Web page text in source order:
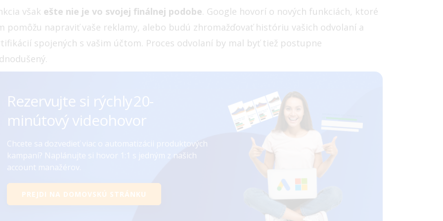
však ešte nie je vo svojej finálnej podobe. Google hovorí o nových funkciách, ktoré
pomôžu napraviť vaše reklamy, alebo budú zhromažďovať históriu vašich odvolaní a
spojených s vašim účtom. Proces odvolaní by mal byť tiež postupne
Rezervujte si rýchly ㅤㅤㅤㅤ20-
minútový videohovor
Chcete sa dozvedieť viac o automatizácii produktových
kampaní? Naplánujte si hovor 1:1 s jedným z našich
account manažérov.
PREJDI NA DOMOVSKÚ STRÁNKU